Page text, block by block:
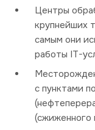
Центры
крупнейших
самым они
работы IT-
с пунктами
(сжиженного